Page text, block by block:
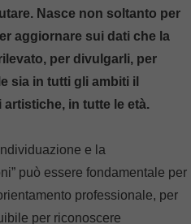
Nasce non soltanto per
aggiornare sui dati che la
per divulgarli, per
sia in tutti gli ambiti il
in tutte le età.
e la
può essere fondamentale per
professionale, per
per riconoscere